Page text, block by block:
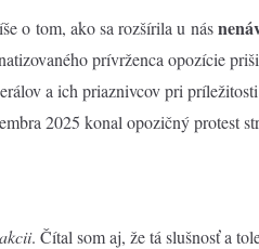
o tom, ako sa rozšírila u násn
prívrženca opozície
a ich priaznivcov pri
2025 konal opozičný protest
. Čítal som aj, že tá slušnosť a